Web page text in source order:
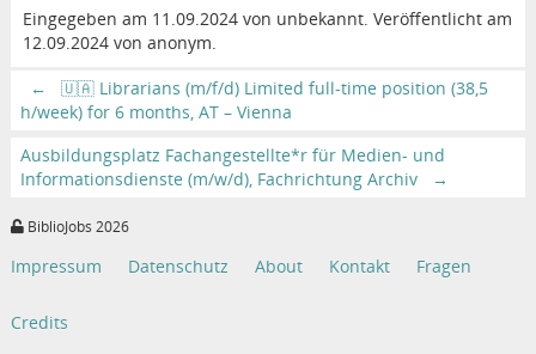
Eingegeben am 11.09.2024 von unbekannt. Veröffentlicht am
12.09.2024 von anonym.
←
🇺🇦 Librarians (m/f/d) Limited full-time position (38,5
h/week) for 6 months, AT – Vienna
Ausbildungsplatz Fachangestellte*r für Medien- und
Informationsdienste (m/w/d), Fachrichtung Archiv
→
BiblioJobs 2026
Impressum Datenschutz About Kontakt Fragen
Credits